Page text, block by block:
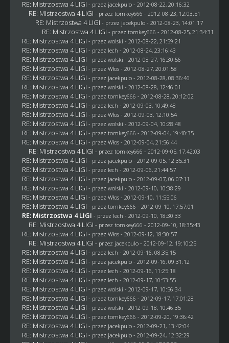
RE: Mistrzostwa 4 LIGI - przez jacekpulo- 2012-08-22, 20:16:32
RE: Mistrzostwa 4 LIGI - przez tomkey666 - 2012-08-23, 12:03:51
RE: Mistrzostwa 4 LIGI - przez jacekpulo- 2012-08-23, 14:01:17
RE: Mistrzostwa 4 LIGI - przez tomkey666 - 2012-08-25, 21:34:31
RE: Mistrzostwa 4 LIGI - przez wolski - 2012-08-22, 21:59:21
RE: Mistrzostwa 4 LIGI - przez lech - 2012-08-24, 23:16:43
RE: Mistrzostwa 4 LIGI - przez wolski - 2012-08-27, 16:30:56
RE: Mistrzostwa 4 LIGI - przez Włos- 2012-08-27, 20:01:58
RE: Mistrzostwa 4 LIGI - przez jacekpulo- 2012-08-28, 08:36:46
RE: Mistrzostwa 4 LIGI - przez wolski - 2012-08-28, 12:46:01
RE: Mistrzostwa 4 LIGI - przez tomkey666 - 2012-08-28, 20:12:02
RE: Mistrzostwa 4 LIGI - przez lech - 2012-09-03, 10:49:48
RE: Mistrzostwa 4 LIGI - przez Włos- 2012-09-03, 12:10:54
RE: Mistrzostwa 4 LIGI - przez wolski - 2012-09-04, 10:28:48
RE: Mistrzostwa 4 LIGI - przez tomkey666 - 2012-09-04, 19:40:35
RE: Mistrzostwa 4 LIGI - przez Włos- 2012-09-04, 21:56:44
RE: Mistrzostwa 4 LIGI - przez tomkey666 - 2012-09-05, 17:42:03
RE: Mistrzostwa 4 LIGI - przez jacekpulo- 2012-09-05, 12:35:31
RE: Mistrzostwa 4 LIGI - przez lech - 2012-09-06, 21:44:57
RE: Mistrzostwa 4 LIGI - przez jacekpulo- 2012-09-07, 06:07:11
RE: Mistrzostwa 4 LIGI - przez wolski - 2012-09-10, 10:38:29
RE: Mistrzostwa 4 LIGI - przez Włos- 2012-09-10, 11:55:06
RE: Mistrzostwa 4 LIGI - przez tomkey666 - 2012-09-10, 17:57:01
RE: Mistrzostwa 4 LIGI - przez lech - 2012-09-10, 18:30:33
RE: Mistrzostwa 4 LIGI - przez tomkey666 - 2012-09-10, 18:35:43
RE: Mistrzostwa 4 LIGI - przez Włos- 2012-09-12, 18:30:57
RE: Mistrzostwa 4 LIGI - przez jacekpulo- 2012-09-12, 19:10:25
RE: Mistrzostwa 4 LIGI - przez lech - 2012-09-16, 08:35:15
RE: Mistrzostwa 4 LIGI - przez jacekpulo- 2012-09-16, 09:31:12
RE: Mistrzostwa 4 LIGI - przez lech - 2012-09-16, 11:25:18
RE: Mistrzostwa 4 LIGI - przez lech - 2012-09-17, 10:53:55
RE: Mistrzostwa 4 LIGI - przez wolski - 2012-09-17, 10:56:34
RE: Mistrzostwa 4 LIGI - przez tomkey666 - 2012-09-17, 17:01:28
RE: Mistrzostwa 4 LIGI - przez wolski - 2012-09-18, 10:46:35
RE: Mistrzostwa 4 LIGI - przez tomkey666 - 2012-09-20, 19:36:42
RE: Mistrzostwa 4 LIGI - przez jacekpulo- 2012-09-21, 13:42:04
RE: Mistrzostwa 4 LIGI - przez jacekpulo- 2012-09-24, 12:32:29